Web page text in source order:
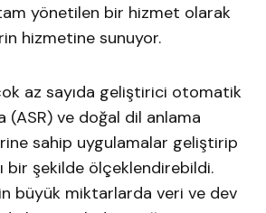
yönetilen bir hizmet olarak
hizmetine sunuyor.
az sayıda geliştirici otomatik
(ASR) ve doğal dil anlama
sahip uygulamalar geliştirip
bir şekilde ölçeklendirebildi.
büyük miktarlarda veri ve dev